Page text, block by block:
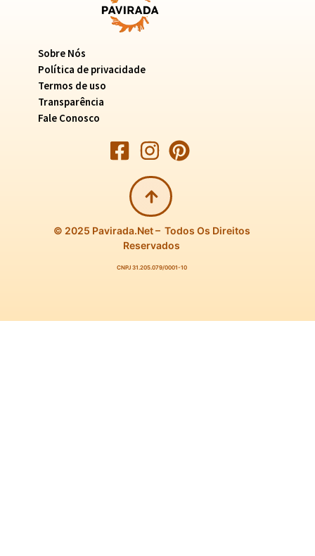
Sobre Nós
Política de privacidade
Termos de uso
Transparência
Fale Conosco
© 2025 Pavirada.net – Todos Os Direitos
Reservados
CNPJ 31.205.079/0001-10